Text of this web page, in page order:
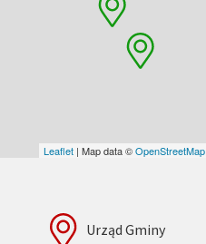
Leaflet | Map data ©OpenStreetMap
Urząd Gminy